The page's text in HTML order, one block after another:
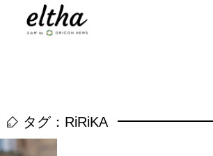
タグ：RiRiKA